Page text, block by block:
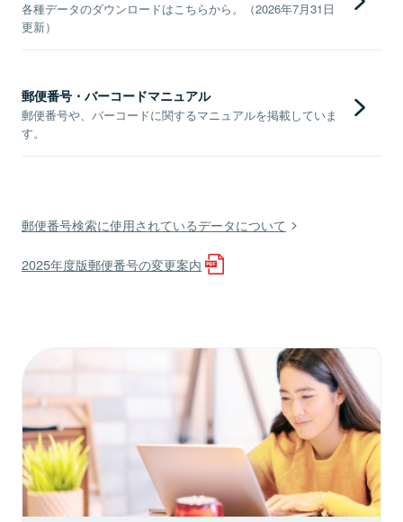
各種データのダウンロードはこちらから。（2026年7月31日
更新）
郵便番号・バーコードマニュアル
郵便番号や、バーコードに関するマニュアルを掲載していま
す。
郵便番号検索に使用されているデータについて
2025年度版郵便番号の変更案内